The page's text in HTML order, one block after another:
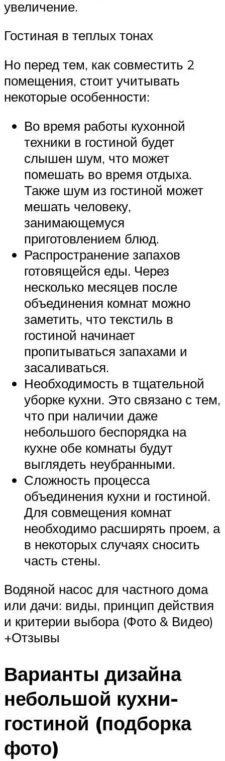
увеличение.
Гостиная в теплых тонах
Но перед тем, как совместить 2
помещения, стоит учитывать
некоторые особенности:
Во время работы кухонной
техники в гостиной будет
слышен шум, что может
помешать во время отдыха.
Также шум из гостиной может
мешать человеку,
занимающемуся
приготовлением блюд.
Распространение запахов
готовящейся еды. Через
несколько месяцев после
объединения комнат можно
заметить, что текстиль в
гостиной начинает
пропитываться запахами и
засаливаться.
Необходимость в тщательной
уборке кухни. Это связано с тем,
что при наличии даже
небольшого беспорядка на
кухне обе комнаты будут
выглядеть неубранными.
Сложность процесса
объединения кухни и гостиной.
Для совмещения комнат
необходимо расширять проем, а
в некоторых случаях сносить
часть стены.
Водяной насос для частного дома
или дачи: виды, принцип действия
и критерии выбора (Фото & Видео)
+Отзывы
Варианты дизайна
небольшой кухни-
гостиной (подборка
фото)